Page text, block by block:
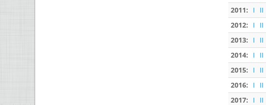
2011:
I II
2012:
I II
2013:
I II
2014:
I II
2015:
I II
2016:
I II
2017:
I II